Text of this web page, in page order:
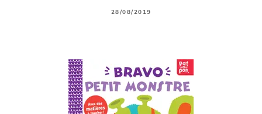
28/08/2019